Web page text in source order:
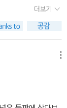
책 한 권을 통해서
관계, 도움을 주는
요.
미, 메뚜기..진혁이
기하던날. 진혁이
영양을 보충하
지 말이 믿어지지
기가 빼먹고 지나
내기를 마치자
논친구들을 보고
깨비>, <우리 집
희~ 1997년 첫
작 그림책을 작을
하고 있네요.그린
그림 그리는 새>,
땅 기차 여행>등
할아버지가
더보기